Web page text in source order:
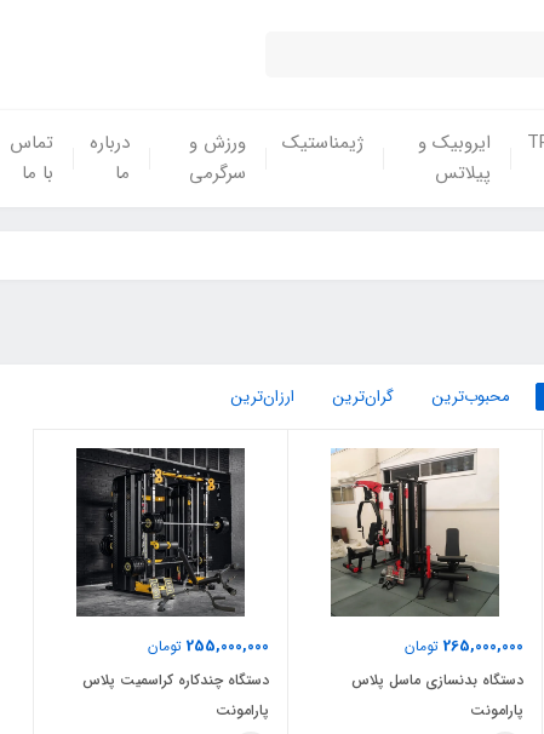
ایروبیک و
پیلاتس
ژیمناستیک
ورزش و
سرگرمی
درباره
ما
تماس
با ما
محبوب‌ترین گران‌ترین ارزان‌ترین
265,000,000 تومان
دستگاه بدنسازی ماسل پلاس
پارامونت
255,000,000 تومان
دستگاه چندکاره کراسمیت پلاس
پارامونت